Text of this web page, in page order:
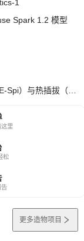
1
Spark 1.2 模型
这里
松
告
更多造物项目